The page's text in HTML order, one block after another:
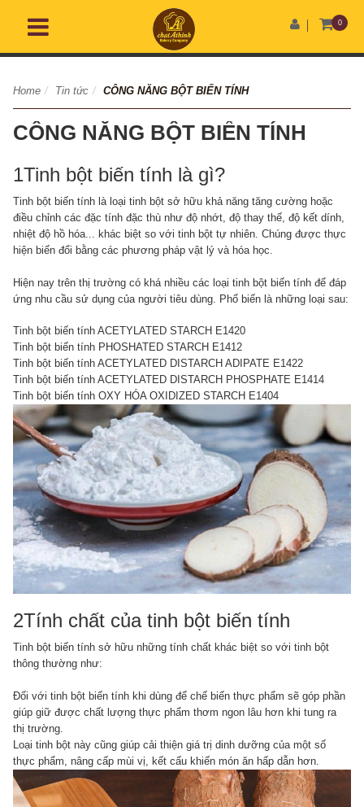
0
Home / Tin tức / CÔNG NĂNG BỘT BIẾN TÍNH
CÔNG NĂNG BỘT BIẾN TÍNH
1Tinh bột biến tính là gì?
Tinh bột biến tính là loại tinh bột sở hữu khả năng tăng cường hoặc
điều chỉnh các đặc tính đặc thù như độ nhớt, độ thay thế, độ kết dính,
nhiệt độ hồ hóa... khác biệt so với tinh bột tự nhiên. Chúng được thực
hiện biến đổi bằng các phương pháp vật lý và hóa học.
Hiện nay trên thị trường có khá nhiều các loại tinh bột biến tính để đáp
ứng nhu cầu sử dụng của người tiêu dùng. Phổ biến là những loại sau:
Tinh bột biến tính ACETYLATED STARCH E1420
Tinh bột biến tính PHOSHATED STARCH E1412
Tinh bột biến tính ACETYLATED DISTARCH ADIPATE E1422
Tinh bột biến tính ACETYLATED DISTARCH PHOSPHATE E1414
Tinh bột biến tính OXY HÓA OXIDIZED STARCH E1404
2Tính chất của tinh bột biến tính
Tinh bột biến tính sở hữu những tính chất khác biệt so với tinh bột
thông thường như:
Đối với tinh bột biến tính khi dùng để chế biến thực phẩm sẽ góp phần
giúp giữ được chất lượng thực phẩm thơm ngon lâu hơn khi tung ra
thị trường.
Loại tinh bột này cũng giúp cải thiện giá trị dinh dưỡng của một số
thực phẩm, nâng cấp mùi vị, kết cấu khiến món ăn hấp dẫn hơn.